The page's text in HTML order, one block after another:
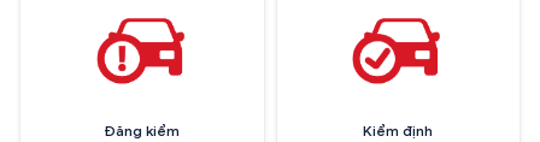
Đăng kiểm
Kiểm định